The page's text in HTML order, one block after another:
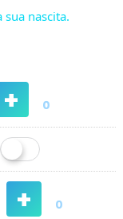
nascita.
+ 0
+ 0